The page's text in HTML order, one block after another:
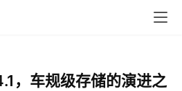
，车规级存储的演进之